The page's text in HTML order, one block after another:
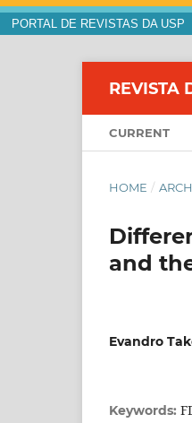
PORTAL DE REVISTAS DA USP
REVISTA
CURRENT
HOME /
and
Evandro
Keywords: